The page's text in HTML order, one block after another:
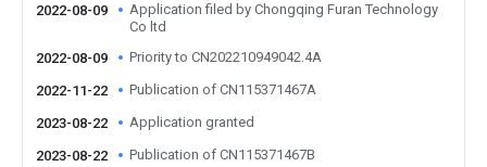
2022-08-09
Application filed by Chongqing Furan Technology
Co ltd
2022-08-09
Priority to CN202210949042.4A
2022-11-22 Publication of CN115371467A
2023-08-22 Application granted
2023-08-22 Publication of CN115371467B